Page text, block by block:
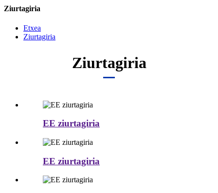
Ziurtagiria
Etxea
Ziurtagiria
Ziurtagiria
EE ziurtagiria
EE ziurtagiria